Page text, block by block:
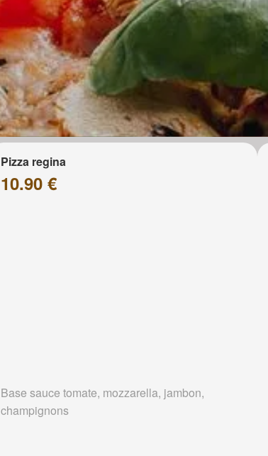
Pizza regina
10.90 €
Base sauce tomate, mozzarella, jambon,
champignons